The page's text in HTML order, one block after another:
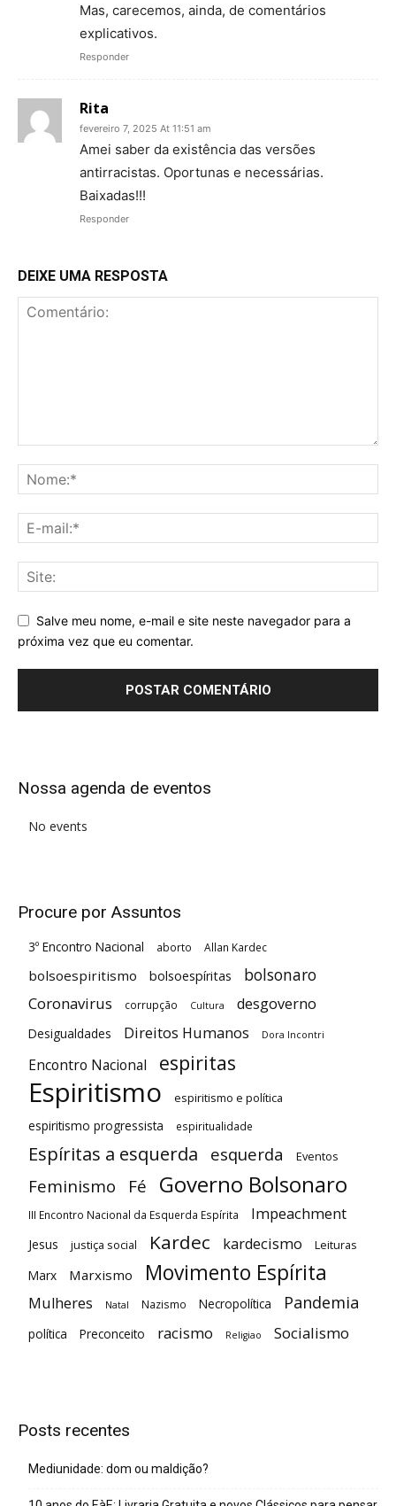
Mas, carecemos, ainda, de comentários
explicativos.
Responder
Rita
fevereiro 7, 2025 At 11:51 am
Amei saber da existência das versões
antirracistas. Oportunas e necessárias.
Baixadas!!!
Responder
DEIXE UMA RESPOSTA
Salve meu nome, e-mail e site neste navegador para a
próxima vez que eu comentar.
Nossa agenda de eventos
No events
Procure por Assuntos
3º Encontro Nacional aborto Allan Kardec
bolsoespiritismo bolsoespíritas bolsonaro
Coronavirus corrupção Cultura desgoverno
Desigualdades Direitos Humanos Dora Incontri
Encontro Nacional espiritas
Espiritismo espiritismo e política
espiritismo progressista espiritualidade
Espíritas a esquerda esquerda Eventos
Feminismo Fé Governo Bolsonaro
III Encontro Nacional da Esquerda Espírita Impeachment
Jesus justiça social Kardec kardecismo Leituras
Marx Marxismo Movimento Espírita
Mulheres Natal Nazismo Necropolítica Pandemia
política Preconceito racismo Religiao Socialismo
Posts recentes
Mediunidade: dom ou maldição?